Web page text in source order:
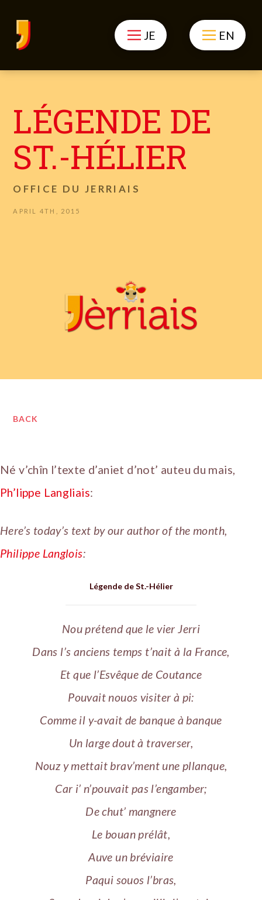
JE EN
LÉGENDE DE
ST.-HÉLIER
OFFICE DU JERRIAIS
APRIL 4TH, 2015
BACK
Né v’chîn l’texte d’aniet d’not’ auteu du mais,
Ph’lippe Langliais:
Here’s today’s text by our author of the month,
Philippe Langlois:
Légende de St.-Hélier
Nou prétend que le vier Jerri
Dans l’s anciens temps t’nait à la France,
Et que l’Esvêque de Coutance
Pouvait nouos visiter à pi:
Comme il y-avait de banque à banque
Un large dout à traverser,
Nouz y mettait brav’ment une pllanque,
Car i’ n’pouvait pas l’engamber;
De chut’ mangnere
Le bouan prélât,
Auve un bréviaire
Paqui souos l’bras,